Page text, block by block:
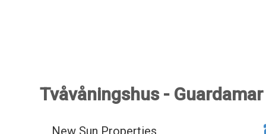
Tvåvåningshus -
New Sun Properties